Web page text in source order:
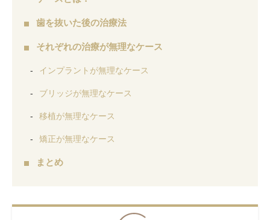
歯を抜いた後の治療法
それぞれの治療が無理なケース
インプラントが無理なケース
ブリッジが無理なケース
移植が無理なケース
矯正が無理なケース
まとめ